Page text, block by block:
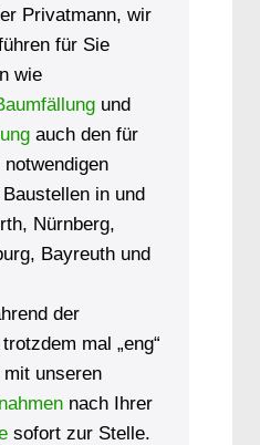
Privatmann, wir
für Sie
wie
und
auch den für
in und
Nürnberg,
Bayreuth und
der
mal „eng“
unseren
nach Ihrer
sofort zur Stelle.